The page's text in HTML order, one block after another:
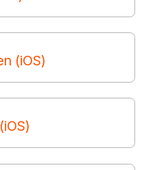
(iOS)